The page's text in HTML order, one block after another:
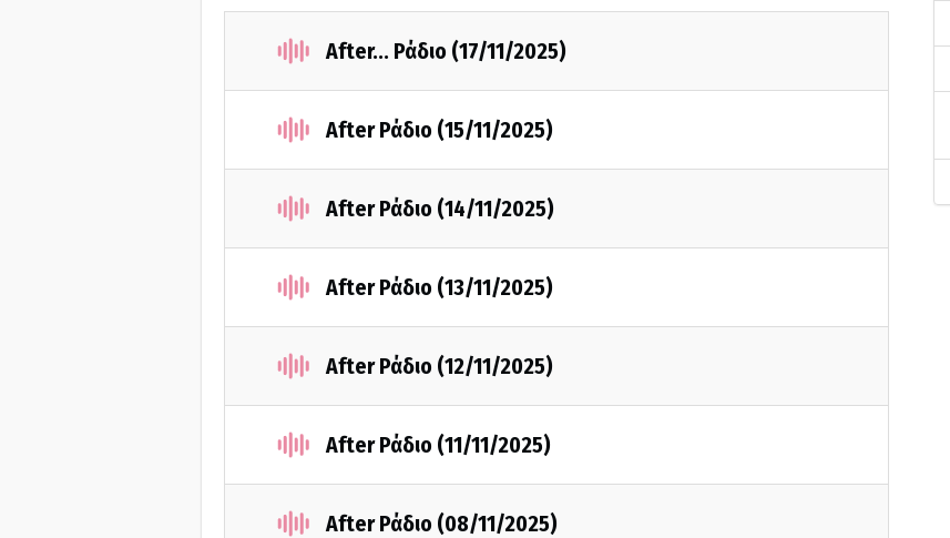
After... Ράδιο (17/11/2025)
After Ράδιο (15/11/2025)
After Ράδιο (14/11/2025)
After Ράδιο (13/11/2025)
After Ράδιο (12/11/2025)
After Ράδιο (11/11/2025)
After Ράδιο (08/11/2025)